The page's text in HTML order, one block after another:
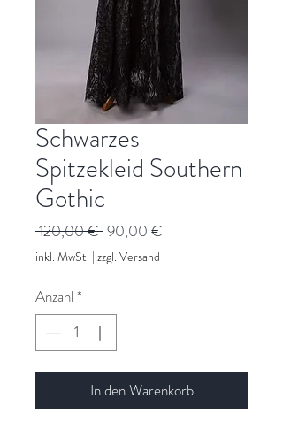
Schwarzes
Spitzekleid Southern
Gothic
120,00 € Standardpreis
90,00 €
inkl. MwSt. | zzgl. Versand
Anzahl *
In den Warenkorb